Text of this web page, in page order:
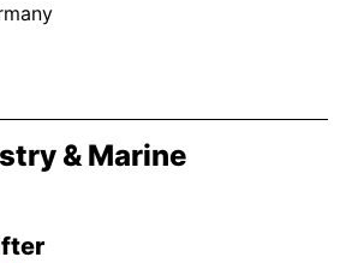
& Marine